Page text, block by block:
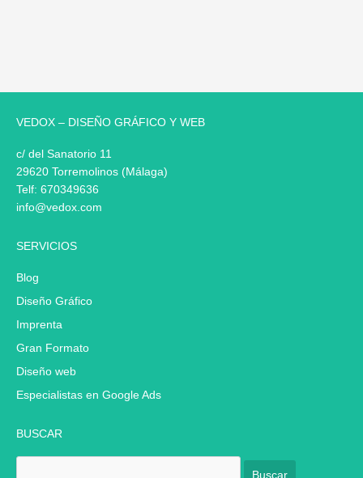
VEDOX – DISEÑO GRÁFICO Y WEB
c/ del Sanatorio 11
29620 Torremolinos (Málaga)
Telf: 670349636
info@vedox.com
SERVICIOS
Blog
Diseño Gráfico
Imprenta
Gran Formato
Diseño web
Especialistas en Google Ads
BUSCAR